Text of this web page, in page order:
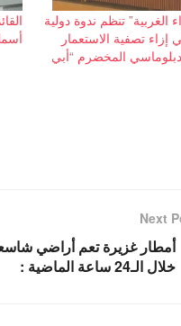
تنظم ندوة دولية
إزاء تصفية الاستعمار
المخضرم “أبي
Next
أمطار غزيرة تعم أراضي
خلال الـ24 ساعة الماضية :